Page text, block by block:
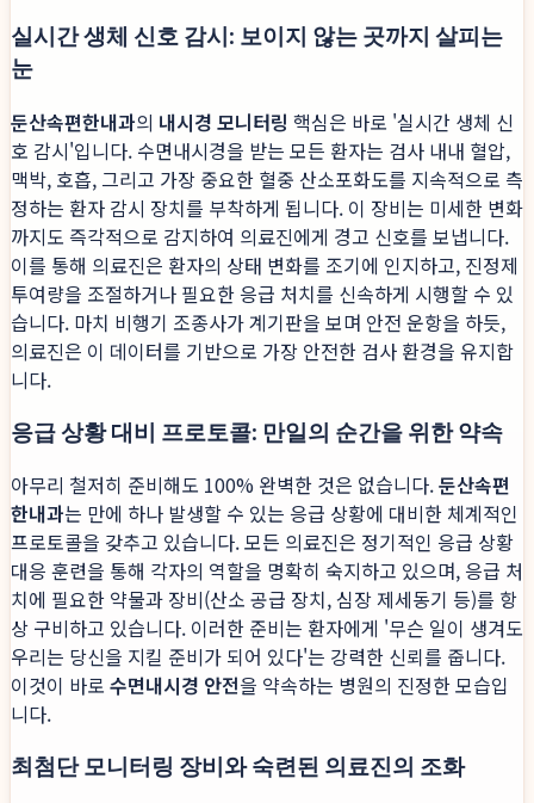
실시간 생체 신호 감시: 보이지 않는 곳까지 살피는
눈
둔산속편한내과의 내시경 모니터링 핵심은 바로 '실시간 생체 신
호 감시'입니다. 수면내시경을 받는 모든 환자는 검사 내내 혈압,
맥박, 호흡, 그리고 가장 중요한 혈중 산소포화도를 지속적으로 측
정하는 환자 감시 장치를 부착하게 됩니다. 이 장비는 미세한 변화
까지도 즉각적으로 감지하여 의료진에게 경고 신호를 보냅니다.
이를 통해 의료진은 환자의 상태 변화를 조기에 인지하고, 진정제
투여량을 조절하거나 필요한 응급 처치를 신속하게 시행할 수 있
습니다. 마치 비행기 조종사가 계기판을 보며 안전 운항을 하듯,
의료진은 이 데이터를 기반으로 가장 안전한 검사 환경을 유지합
니다.
응급 상황 대비 프로토콜: 만일의 순간을 위한 약속
아무리 철저히 준비해도 100% 완벽한 것은 없습니다.둔산속편
한내과는 만에 하나 발생할 수 있는 응급 상황에 대비한 체계적인
프로토콜을 갖추고 있습니다. 모든 의료진은 정기적인 응급 상황
대응 훈련을 통해 각자의 역할을 명확히 숙지하고 있으며, 응급 처
치에 필요한 약물과 장비(산소 공급 장치, 심장 제세동기 등)를 항
상 구비하고 있습니다. 이러한 준비는 환자에게 '무슨 일이 생겨도
우리는 당신을 지킬 준비가 되어 있다'는 강력한 신뢰를 줍니다.
이것이 바로 수면내시경 안전을 약속하는 병원의 진정한 모습입
니다.
최첨단 모니터링 장비와 숙련된 의료진의 조화